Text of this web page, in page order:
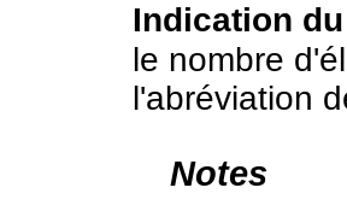
Indication
le nombre
l'abréviation
Notes